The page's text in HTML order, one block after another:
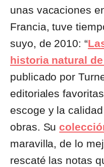
unas vacaciones
Francia, tuve
suyo, de 2010: “
historia natural
publicado por
editoriales
escoge y la
obras. Su
maravilla, de lo
rescaté las notas